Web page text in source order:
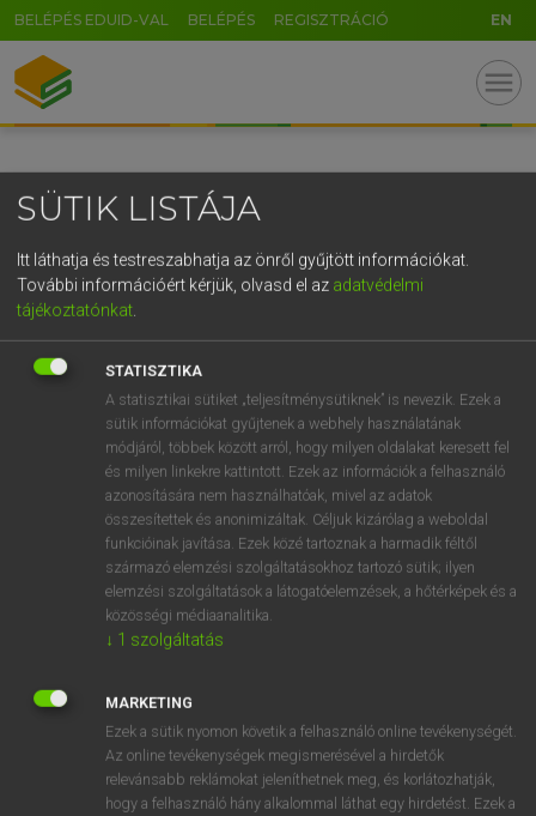
BELÉPÉS EDUID-VAL BELÉPÉS REGISZTRÁCIÓ EN
menu
OOOOPS!
SZOTAR.NET APPLIKÁCIÓ
SÜTIK LISTÁJA
Itt láthatja és testreszabhatja az önről gyűjtött információkat.
További információért kérjük, olvasd el az adatvédelmi
tájékoztatónkat
STATISZTIKA
A statisztikai sütiket „teljesítménysütiknek” is nevezik. Ezek a
sütik információkat gyűjtenek a webhely használatának
módjáról, többek között arról, hogy milyen oldalakat keresett fel
és milyen linkekre kattintott. Ezek az információk a felhasználó
azonosítására nem használhatóak, mivel az adatok
összesítettek és anonimizáltak. Céljuk kizárólag a weboldal
funkcióinak javítása. Ezek közé tartoznak a harmadik féltől
származó elemzési szolgáltatásokhoz tartozó sütik; ilyen
elemzési szolgáltatások a látogatóelemzések, a hőtérképek és a
közösségi médiaanalitika.
↓ 1 szolgáltatás
MARKETING
Ezek a sütik nyomon követik a felhasználó online tevékenységét.
Az online tevékenységek megismerésével a hirdetők
relevánsabb reklámokat jeleníthetnek meg, és korlátozhatják,
hogy a felhasználó hány alkalommal láthat egy hirdetést. Ezek a
GR
5
g h k l
v b n m , . - AltGr